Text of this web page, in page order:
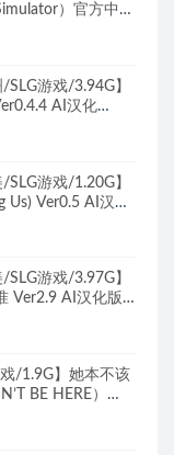
）官方中文
游戏/3.94G】
AI汉化
游戏/1.20G】
Us) Ver0.5 AI汉化
游戏/3.97G】
Ver2.9 AI汉化版
/1.9G】她本不该
BE HERE）